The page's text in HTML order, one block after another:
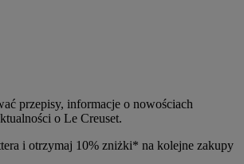
przepisy, informacje o nowościach
o Le Creuset.
i otrzymaj 10% zniżki* na kolejne zakupy